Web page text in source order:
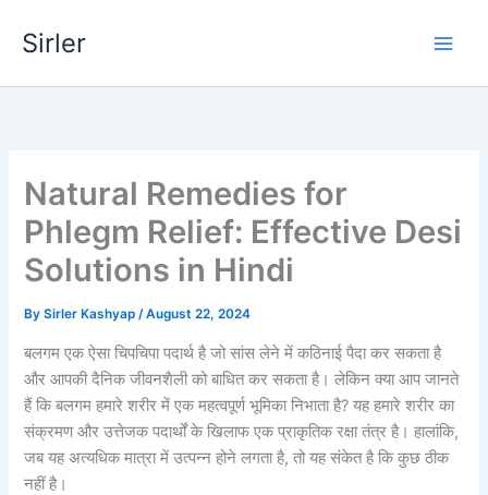
Sirler
Natural Remedies for
Phlegm Relief: Effective Desi
Solutions in Hindi
BySirler Kashyap/August 22, 2024
बलगम एक ऐसा चिपचिपा पदार्थ है जो सांस लेने में कठिनाई पैदा कर सकता है
और आपकी दैनिक जीवनशैली को बाधित कर सकता है। लेकिन क्या आप जानते
हैं कि बलगम हमारे शरीर में एक महत्वपूर्ण भूमिका निभाता है? यह हमारे शरीर का
संक्रमण और उत्तेजक पदार्थों के खिलाफ एक प्राकृतिक रक्षा तंत्र है। हालांकि,
जब यह अत्यधिक मात्रा में उत्पन्न होने लगता है, तो यह संकेत है कि कुछ ठीक
नहीं है।